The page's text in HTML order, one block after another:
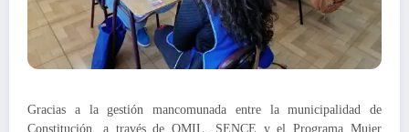
Gracias a la gestión mancomunada entre la municipalidad de
Constitución, a través de OMIL, SENCE y el Programa Mujer